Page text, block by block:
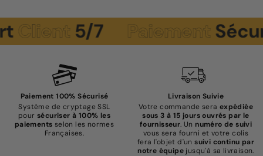
5/7 PaiementSécurisé
Paiement 100% Sécurisé
Système de cryptage SSL
pour sécuriser à 100% les
paiements selon les normes
Françaises.
Livraison Suivie
Votre commande sera expédiée
sous 3 à 15 jours ouvrés par le
fournisseur. Un numéro de suivi
vous sera fourni et votre colis
fera l'objet d'unsuivi continu par
notre équipe jusqu'à sa livraison.